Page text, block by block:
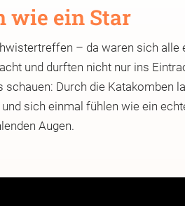
wie ein Star
– da waren sich alle
und durften nicht nur ins
Durch die Katakomben
sich einmal fühlen wie ein
Augen.